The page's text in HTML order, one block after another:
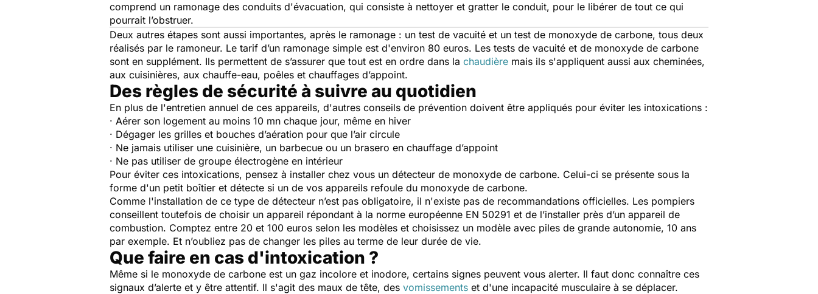
comprend un ramonage des conduits d'évacuation, qui consiste à nettoyer et gratter le conduit, pour le libérer de tout ce qui
pourrait l’obstruer.
Deux autres étapes sont aussi importantes, après le ramonage : un test de vacuité et un test de monoxyde de carbone, tous deux
réalisés par le ramoneur. Le tarif d’un ramonage simple est d'environ 80 euros. Les tests de vacuité et de monoxyde de carbone
sont en supplément. Ils permettent de s’assurer que tout est en ordre dans la chaudière mais ils s'appliquent aussi aux cheminées,
aux cuisinières, aux chauffe-eau, poêles et chauffages d’appoint.
Des règles de sécurité à suivre au quotidien
En plus de l'entretien annuel de ces appareils, d'autres conseils de prévention doivent être appliqués pour éviter les intoxications :
· Aérer son logement au moins 10 mn chaque jour, même en hiver
· Dégager les grilles et bouches d’aération pour que l’air circule
· Ne jamais utiliser une cuisinière, un barbecue ou un brasero en chauffage d’appoint
· Ne pas utiliser de groupe électrogène en intérieur
Pour éviter ces intoxications, pensez à installer chez vous un détecteur de monoxyde de carbone. Celui-ci se présente sous la
forme d'un petit boîtier et détecte si un de vos appareils refoule du monoxyde de carbone.
Comme l'installation de ce type de détecteur n’est pas obligatoire, il n'existe pas de recommandations officielles. Les pompiers
conseillent toutefois de choisir un appareil répondant à la norme européenne EN 50291 et de l’installer près d’un appareil de
combustion. Comptez entre 20 et 100 euros selon les modèles et choisissez un modèle avec piles de grande autonomie, 10 ans
par exemple. Et n’oubliez pas de changer les piles au terme de leur durée de vie.
Que faire en cas d'intoxication ?
Même si le monoxyde de carbone est un gaz incolore et inodore, certains signes peuvent vous alerter. Il faut donc connaître ces
signaux d’alerte et y être attentif. Il s'agit des maux de tête, des vomissements et d'une incapacité musculaire à se déplacer.